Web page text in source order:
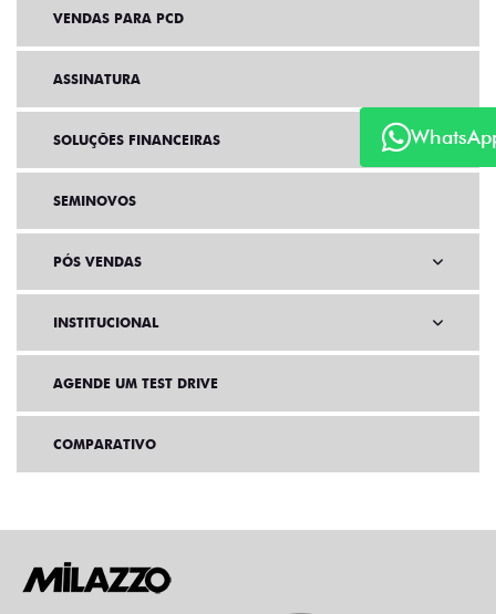
VENDAS PARA PCD
ASSINATURA
SOLUÇÕES FINANCEIRAS
SEMINOVOS
PÓS VENDAS
INSTITUCIONAL
AGENDE UM TEST DRIVE
COMPARATIVO